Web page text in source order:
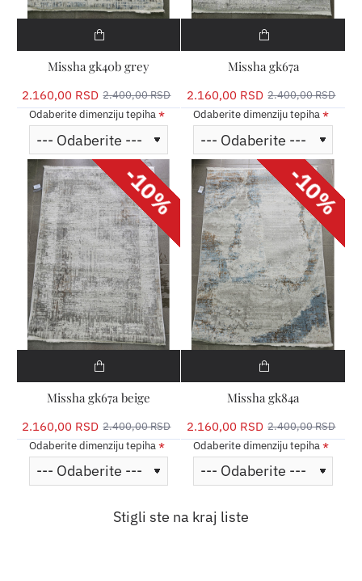
Missha gk40b grey
2.160,00 RSD 2.400,00 RSD
Odaberite dimenziju tepiha
Missha gk67a
2.160,00 RSD 2.400,00 RSD
Odaberite dimenziju tepiha
-10%
Missha gk67a beige
2.160,00 RSD 2.400,00 RSD
Odaberite dimenziju tepiha
-10%
Missha gk84a
2.160,00 RSD 2.400,00 RSD
Odaberite dimenziju tepiha
Stigli ste na kraj liste